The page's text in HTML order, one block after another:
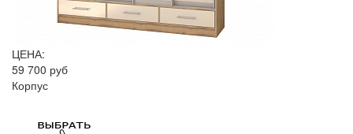
ЦЕНА:
59 700 руб
Корпус